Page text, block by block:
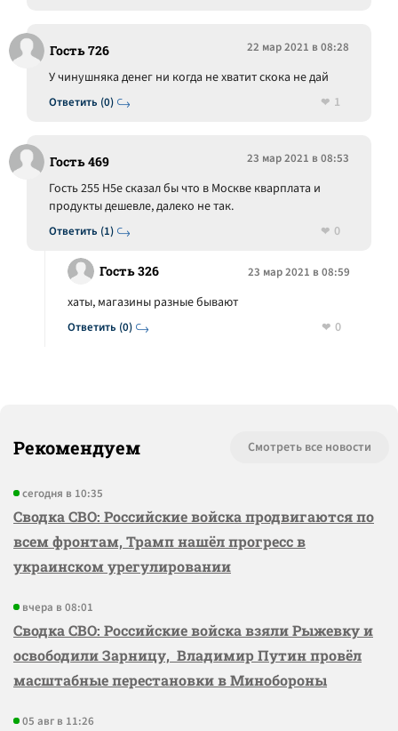
Гость 726 22 мар 2021 в 08:28
Ответить (0)
У чинушняка денег ни когда не хватит скока не дай
1
Гость 469 23 мар 2021 в 08:53
Ответить (1)
Гость 255 Н5е сказал бы что в Москве кварплата и
продукты дешевле, далеко не так.
0
Гость 326 23 мар 2021 в 08:59
Ответить (0)
хаты, магазины разные бывают
0
Рекомендуем Смотреть все новости
сегодня в 10:35
Сводка СВО: Российские войска продвигаются по
всем фронтам, Трамп нашёл прогресс в
украинском урегулировании
вчера в 08:01
Сводка СВО: Российские войска взяли Рыжевку и
освободили Зарницу, Владимир Путин провёл
масштабные перестановки в Минобороны
05 авг в 11:26